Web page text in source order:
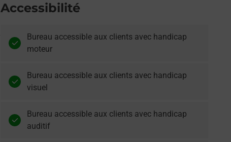
Accessibilité
Bureau accessible aux clients avec handicap
moteur
Bureau accessible aux clients avec handicap
visuel
Bureau accessible aux clients avec handicap
auditif